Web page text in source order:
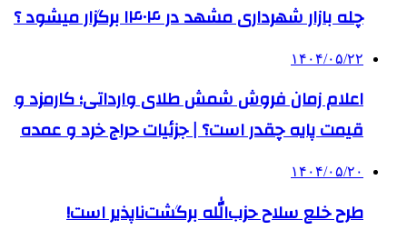
چله بازار شهرداری مشهد در ۱۴۰۴ برگزار میشود ؟
۱۴۰۴/۰۵/۲۲
اعلام زمان فروش شمش طلای وارداتی؛ کارمزد و
قیمت پایه چقدر است؟ | جزئیات حراج خرد و عمده
۱۴۰۴/۰۵/۲۰
طرح خلع سلاح حزب‌الله برگشت‌ناپذیر است!